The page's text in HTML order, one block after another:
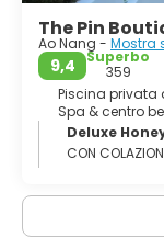
The Pin
Ao Nang - Mostra
9,4
Superbo
359
Piscina privata
Spa & centro
Deluxe
CON